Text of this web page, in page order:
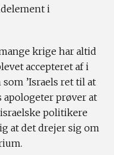
i
krige har altid
accepteret af i
’Israels ret til at
apologeter prøver at
politikere
at det drejer sig om